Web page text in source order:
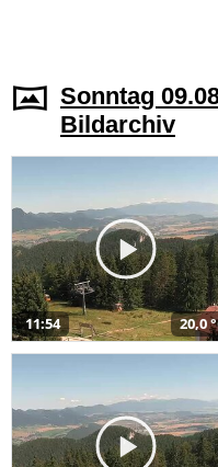
Sonntag
Bildarchiv
11:54 20,0